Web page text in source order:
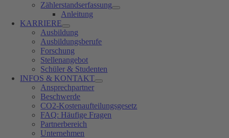
Zählerstandserfassung
Anleitung
KARRIERE
Ausbildung
Ausbildungsberufe
Forschung
Stellenangebot
Schüler & Studenten
INFOS & KONTAKT
Ansprechpartner
Beschwerde
CO2-Kostenaufteilungsgesetz
FAQ: Häufige Fragen
Partnerbereich
Unternehmen